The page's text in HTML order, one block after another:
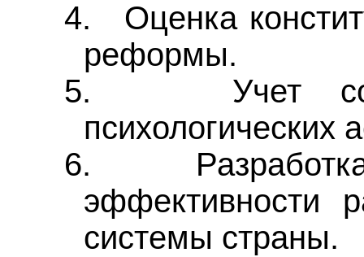
4.
Оценка
реформы.
5.
Учет
психологических
6.
эффективности
системы страны.